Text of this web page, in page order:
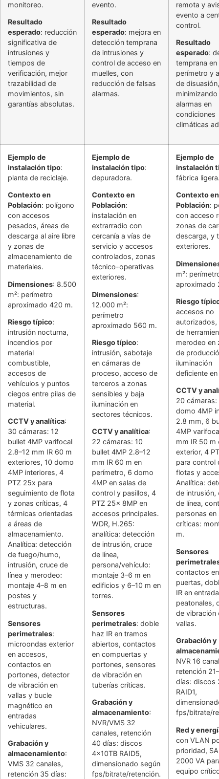
monitoreo.
Resultado
esperado: reducción
significativa de
intrusiones y
tiempos de
verificación, mejor
trazabilidad de
movimientos, sin
garantías absolutas.
evento.
Resultado
esperado: mejora en
detección temprana
de intrusiones y
control de acceso en
muelles, con
reducción de falsas
alarmas.
remota y
evento a
control.
Resultado
esperado:
temprana en
perímetro y
de disuasión,
alarmas en
condiciones
climáticas
Ejemplo de
instalación tipo:
planta de reciclaje.
Contexto en
Población: polígono
con accesos
pesados, áreas de
descarga al aire libre
y zonas de
almacenamiento de
materiales.
Dimensiones: 8.500
m²: perímetro
aproximado 420 m.
Riesgo típico:
intrusión nocturna,
incendios por
material
combustible,
accesos de
vehículos y puntos
ciegos entre pilas de
material.
CCTV y analítica:
30 cámaras: 12
bullet 4MP varifocal
2.8–12 mm IR 60 m
exteriores, 10 domo
4MP interiores, 4
PTZ 25x para
seguimiento de flota
y zonas críticas, 4
térmicas orientadas
a áreas de
almacenamiento.
Analítica: detección
de fuego/humo,
intrusión, cruce de
línea y merodeo:
montaje 4–8 m en
postes y
estructuras.
Sensores
perimetrales:
microondas exterior
en accesos,
contactos en
portones, detector
de vibración en
vallas y bucle
magnético en
entradas
vehiculares.
Grabación y
almacenamiento:
VMS 32 canales,
retención 35 días:
Ejemplo de
instalación tipo:
depuradora.
Contexto en
Población:
instalación en
extrarradio con
cercanía a vías de
servicio y accesos
controlados, zonas
técnico-operativas
exteriores.
Dimensiones:
12.000 m²:
perímetro
aproximado 560 m.
Riesgo típico:
intrusión, sabotaje
en cámaras de
proceso, acceso de
terceros a zonas
sensibles y baja
iluminación en
sectores técnicos.
CCTV y analítica:
22 cámaras: 10
bullet 4MP 2.8–12
mm IR 60 m en
perímetro, 6 domo
4MP en salas de
control y pasillos, 4
PTZ 25x 8MP en
accesos principales.
WDR, H.265:
analítica: detección
de intrusión, cruce
de línea,
persona/vehículo:
montaje 3–6 m en
edificios y 6–10 m en
torres.
Sensores
perimetrales: doble
haz IR en tramos
abiertos, contactos
en compuertas y
portones, sensores
de vibración en
tuberías críticas.
Grabación y
almacenamiento:
NVR/VMS 32
canales, retención
40 días: discos
4x10TB RAID5,
dimensionado según
fps/bitrate/retención.
Ejemplo de
instalación
fábrica
Contexto en
Población:
con acceso
zonas de
descarga, y
exteriores.
m²:
aproximado
Riesgo
accesos no
de
merodeo en
de
iluminación
deficiente
CCTV y
20 cámaras:
domo 4MP
2.8 mm, 6
4MP
mm IR 50 m
exterior, 4
para control
flotas y
Analítica:
de intrusión,
de línea,
personas en
críticas:
m.
Sensores
contactos en
puertas,
IR en
peatonales,
de vibración
vallas.
Grabación y
NVR 16
retención
días: discos
RAID1,
fps/bitrate/
Red y
con VLAN
prioridad,
2000 VA
equipo